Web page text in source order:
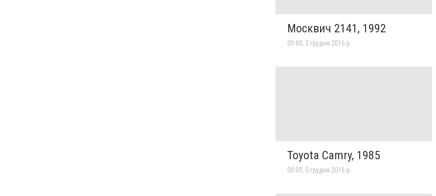
Москвич 2141, 1992
00:00, 2 грудня 2016 р.
Toyota Camry, 1985
00:00, 5 грудня 2016 р.